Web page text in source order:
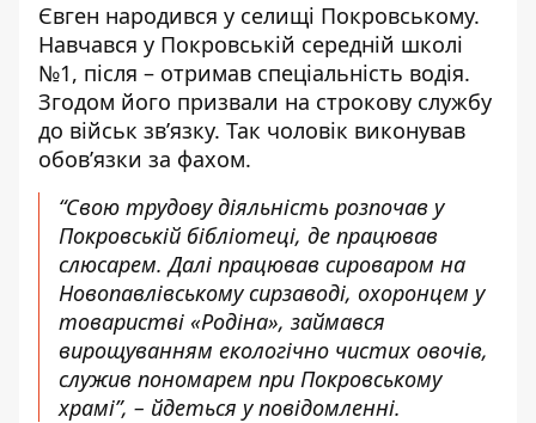
Євген народився у селищі Покровському.
Навчався у Покровській середній школі
№1, після – отримав спеціальність водія.
Згодом його призвали на строкову службу
до військ зв’язку. Так чоловік виконував
обов’язки за фахом.
“Свою трудову діяльність розпочав у
Покровській бібліотеці, де працював
слюсарем. Далі працював сироваром на
Новопавлівському сирзаводі, охоронцем у
товаристві «Родіна», займався
вирощуванням екологічно чистих овочів,
служив пономарем при Покровському
храмі”, – йдеться у повідомленні.